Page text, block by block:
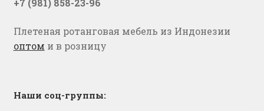
+7 (981) 858-23-96
Плетеная ротанговая мебель из Индонезии
оптом и в розницу
Наши соц-группы: